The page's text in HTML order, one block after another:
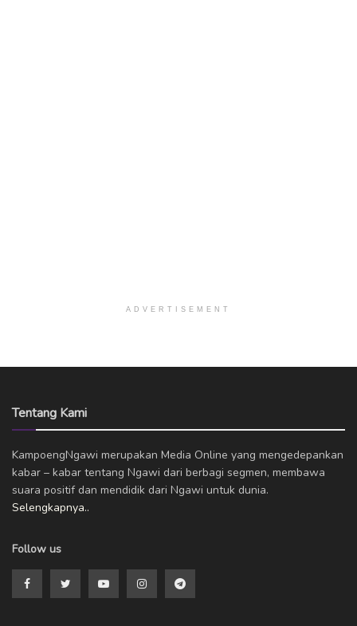
ADVERTISEMENT
Tentang Kami
KampoengNgawi merupakan Media Online yang mengedepankan
kabar – kabar tentang Ngawi dari berbagi segmen, membawa
suara positif dan mendidik dari Ngawi untuk dunia.
Selengkapnya..
Follow us